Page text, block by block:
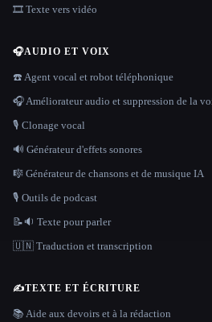
🎞️ Texte vers vidéo
🎧AUDIO ET VOIX
☎️ Agent vocal et robot téléphonique
🎧 Améliorateur audio et suppression de la
🎙️ Clonage vocal
🔊 Générateur d'effets sonores
🎼 Générateur de chansons et de musique IA
🎙️ Outils de podcast
📝🔉 Texte pour parler
🇺🇳 Traduction et transcription
✍️TEXTE ET ÉCRITURE
📚 Aide aux devoirs et à la rédaction